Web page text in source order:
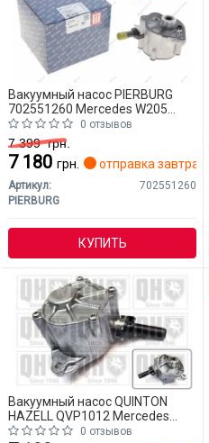
Вакуумный насос PIERBURG
702551260 Mercedes W205
(CLASS-C)
0 отзывов
7 399грн.
7 180 грн. отправка завтра
Артикул:
702551260
PIERBURG
КУПИТЬ
Вакуумный насос QUINTON
HAZELL QVP1012 Mercedes
W205 (CLASS-C)0 отзывов